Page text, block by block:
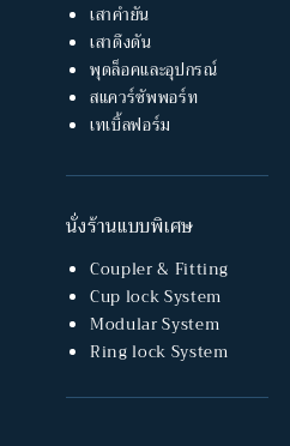
เสาคำยัน
เสาดึงดัน
พุดล็อคและอุปกรณ์
สแควร์ซัพพอร์ท
เทเบิ้ลฟอร์ม
นั่งร้านแบบพิเศษ
Coupler & Fitting
Cup lock System
Modular System
Ring lock System